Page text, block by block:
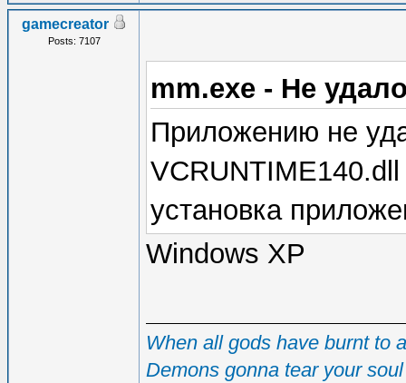
gamecreator
Posts: 7107
mm.exe - Не
Приложению не
установка
Windows XP
When all gods have burnt to
Demons gonna tear your